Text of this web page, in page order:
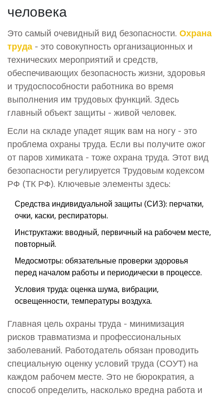
человека
Это самый очевидный вид безопасности. Охрана
труда - это совокупность организационных и
технических мероприятий и средств,
обеспечивающих безопасность жизни, здоровья
и трудоспособности работника во время
выполнения им трудовых функций. Здесь
главный объект защиты - живой человек.
Если на складе упадет ящик вам на ногу - это
проблема охраны труда. Если вы получите ожог
от паров химиката - тоже охрана труда. Этот вид
безопасности регулируется Трудовым кодексом
РФ (ТК РФ). Ключевые элементы здесь:
Средства индивидуальной защиты (СИЗ): перчатки,
очки, каски, респираторы.
Инструктажи: вводный, первичный на рабочем месте,
повторный.
Медосмотры: обязательные проверки здоровья
перед началом работы и периодически в процессе.
Условия труда: оценка шума, вибрации,
освещенности, температуры воздуха.
Главная цель охраны труда - минимизация
рисков травматизма и профессиональных
заболеваний. Работодатель обязан проводить
специальную оценку условий труда (СОУТ) на
каждом рабочем месте. Это не бюрократия, а
способ определить, насколько вредна работа и